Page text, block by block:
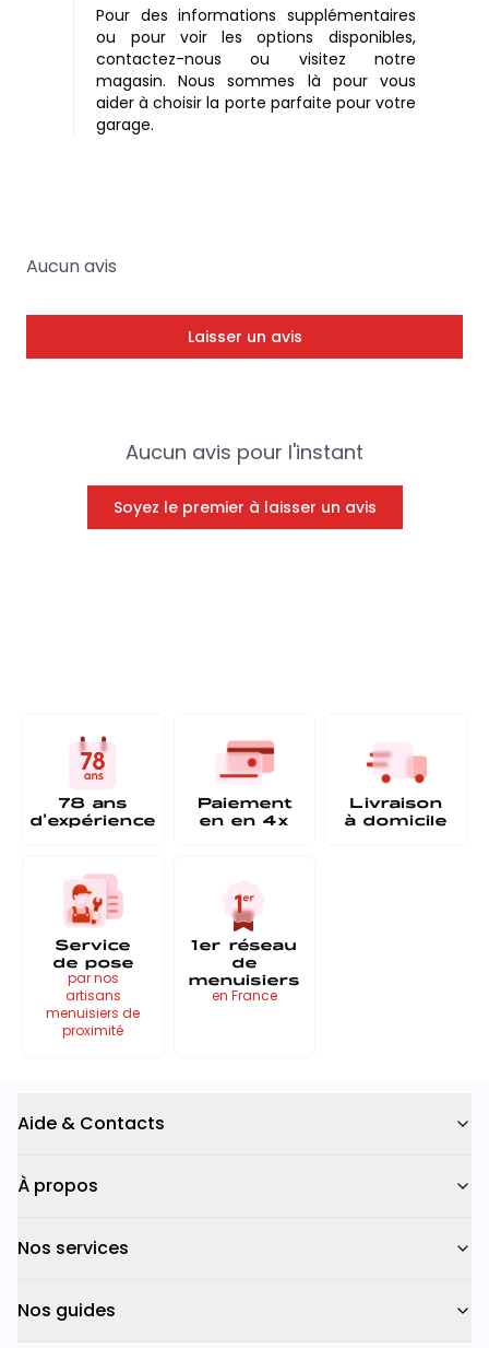
Pour des informations supplémentaires
ou pour voir les options disponibles,
contactez-nous ou visitez notre
magasin. Nous sommes là pour vous
aider à choisir la porte parfaite pour votre
garage.
Aucun avis pour l'instant
Soyez le premier à laisser un avis
Aucun avis
Laisser un avis
78 ans
d'expérience
Paiement
en en 4x
Livraison
à domicile
Service
de pose
par nos
artisans
menuisiers de
proximité
1er réseau
de
menuisiers
en France
Aide & Contacts
À propos
Nos services
Nos guides